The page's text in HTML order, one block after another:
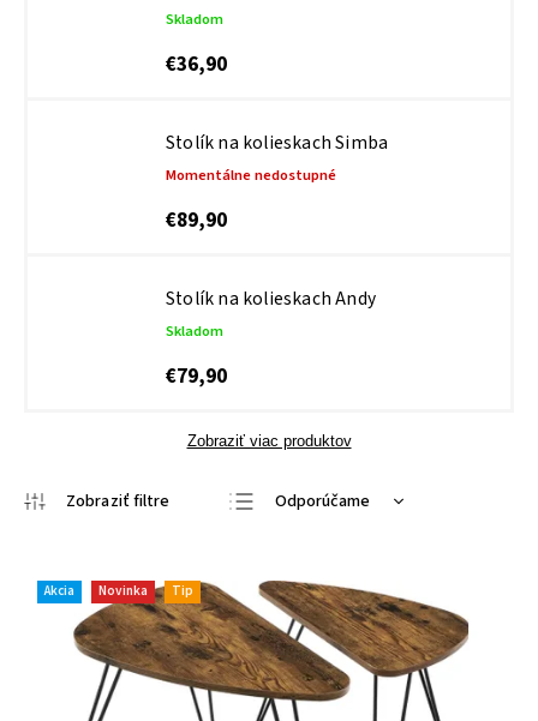
Skladom
€36,90
Stolík na kolieskach Simba
Momentálne nedostupné
€89,90
Stolík na kolieskach Andy
Skladom
€79,90
Zobraziť viac produktov
Odporúčame
Najdrahšie
Najpredávanejšie
Abecedne
Akcia Novinka Tip